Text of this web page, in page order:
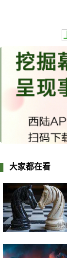
大家都在看